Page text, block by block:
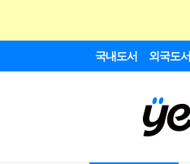
국내도서 외국도서